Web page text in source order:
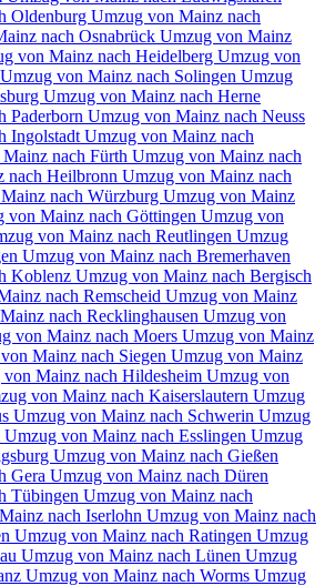
Oldenburg Umzug von Mainz nach
nach Osnabrück Umzug von Mainz
von Mainz nach Heidelberg Umzug von
Umzug von Mainz nach Solingen Umzug
Umzug von Mainz nach Herne
Paderborn Umzug von Mainz nach Neuss
Ingolstadt Umzug von Mainz nach
nach Fürth Umzug von Mainz nach
nach Heilbronn Umzug von Mainz nach
nach Würzburg Umzug von Mainz
von Mainz nach Göttingen Umzug von
von Mainz nach Reutlingen Umzug
Umzug von Mainz nach Bremerhaven
Koblenz Umzug von Mainz nach Bergisch
nach Remscheid Umzug von Mainz
nach Recklinghausen Umzug von
von Mainz nach Moers Umzug von Mainz
Mainz nach Siegen Umzug von Mainz
Mainz nach Hildesheim Umzug von
von Mainz nach Kaiserslautern Umzug
Umzug von Mainz nach Schwerin Umzug
Umzug von Mainz nach Esslingen Umzug
Umzug von Mainz nach Gießen
Gera Umzug von Mainz nach Düren
Tübingen Umzug von Mainz nach
nach Iserlohn Umzug von Mainz nach
Umzug von Mainz nach Ratingen Umzug
Umzug von Mainz nach Lünen Umzug
Umzug von Mainz nach Worms Umzug